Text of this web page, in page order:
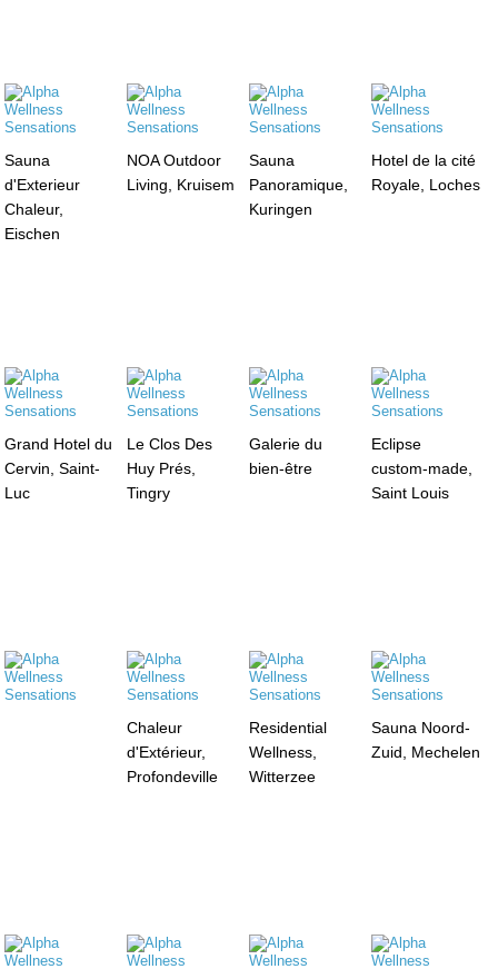
Sauna
d'Exterieur
Chaleur,
Eischen
NOA Outdoor
Living, Kruisem
Sauna
Panoramique,
Kuringen
Hotel de la cité
Royale, Loches
Grand Hotel du
Cervin, Saint-
Luc
Le Clos Des
Huy Prés,
Tingry
Galerie du
bien-être
Eclipse
custom-made,
Saint Louis
Chaleur
d'Extérieur,
Profondeville
Residential
Wellness,
Witterzee
Sauna Noord-
Zuid, Mechelen